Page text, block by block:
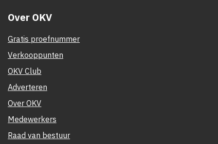
Over OKV
Gratis proefnummer
Verkooppunten
OKV Club
Adverteren
Over OKV
Medewerkers
Raad van bestuur